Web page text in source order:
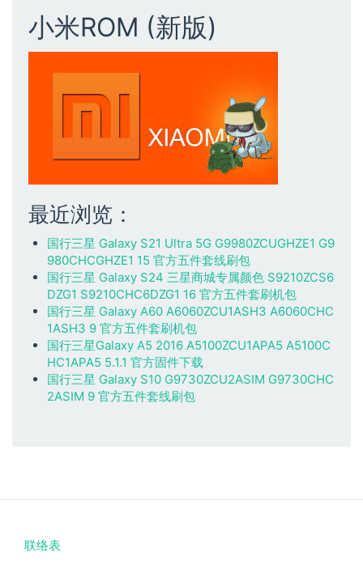
小米ROM (新版)
最近浏览：
国行三星 Galaxy S21 Ultra 5G G9980ZCUGHZE1 G9
980CHCGHZE1 15 官方五件套线刷包
国行三星 Galaxy S24 三星商城专属颜色 S9210ZCS6
DZG1 S9210CHC6DZG1 16 官方五件套刷机包
国行三星 Galaxy A60 A6060ZCU1ASH3 A6060CHC
1ASH3 9 官方五件套刷机包
国行三星Galaxy A5 2016 A5100ZCU1APA5 A5100C
HC1APA5 5.1.1 官方固件下载
国行三星 Galaxy S10 G9730ZCU2ASIM G9730CHC
2ASIM 9 官方五件套线刷包
Footer
联络表